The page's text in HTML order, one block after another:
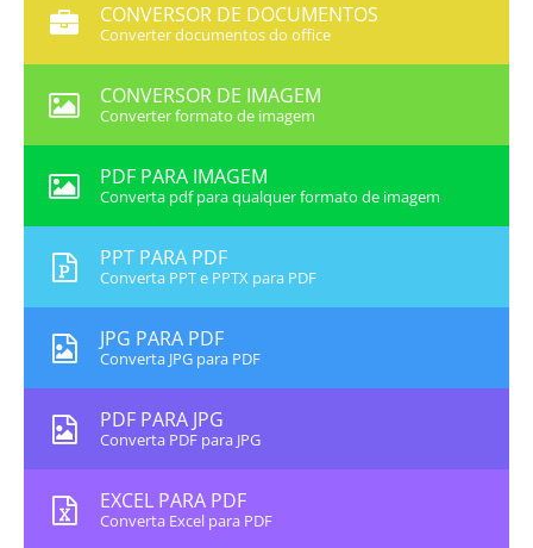
CONVERSOR DE DOCUMENTOS
Converter documentos do office
CONVERSOR DE IMAGEM
Converter formato de imagem
PDF PARA IMAGEM
Converta pdf para qualquer formato de imagem
PPT PARA PDF
Converta PPT e PPTX para PDF
JPG PARA PDF
Converta JPG para PDF
PDF PARA JPG
Converta PDF para JPG
EXCEL PARA PDF
Converta Excel para PDF